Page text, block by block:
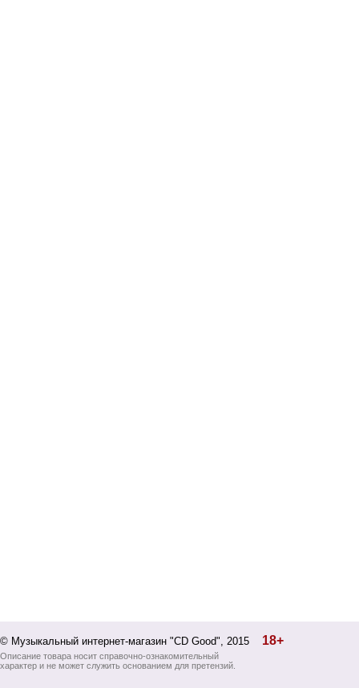
© Музыкальный интернет-магазин "CD Good", 2015 18+
Описание товара носит справочно-ознакомительный
характер и не может служить основанием для претензий.